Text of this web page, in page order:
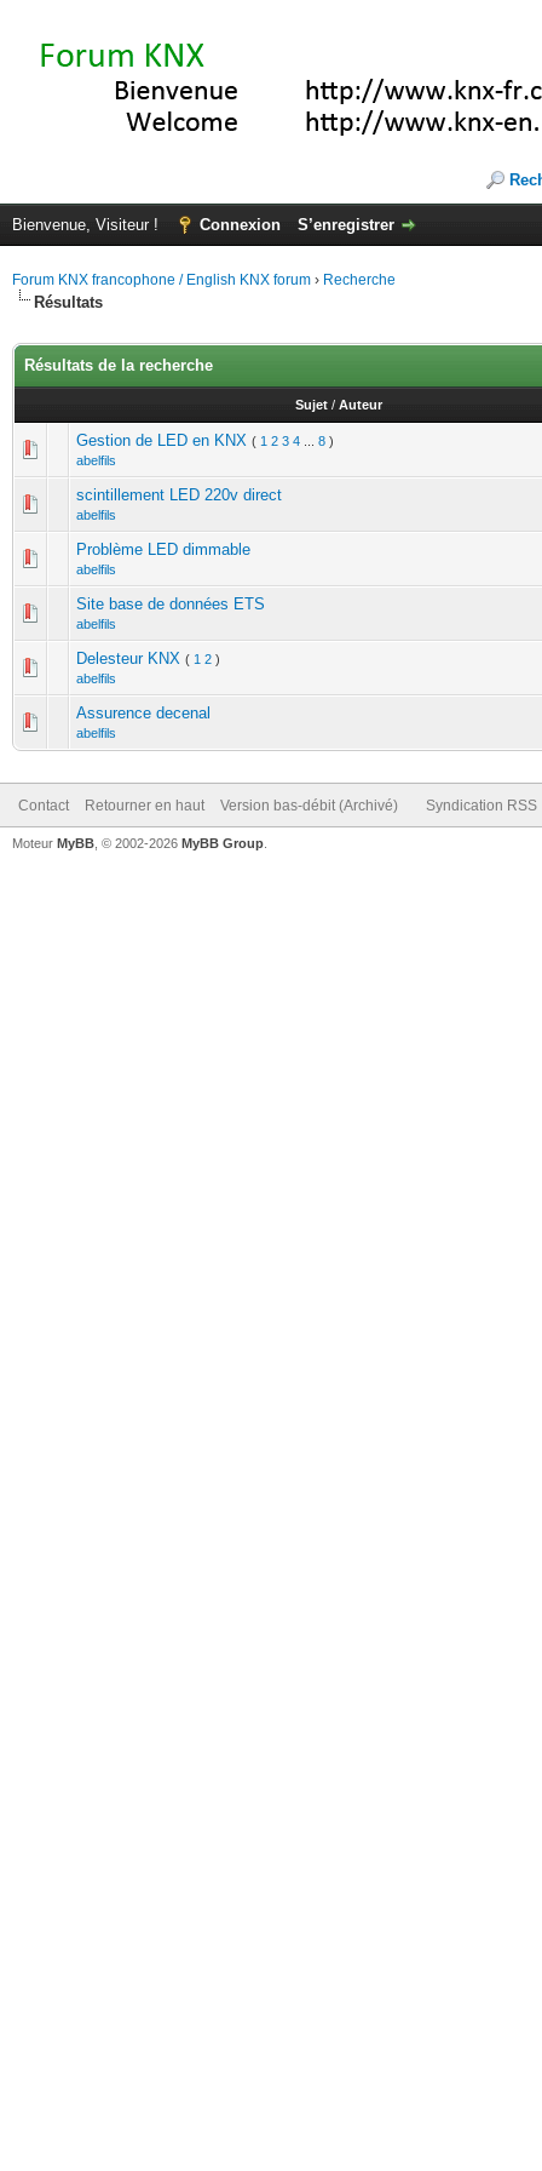
Bienvenue, Visiteur ! Connexion S’enregistrer
Forum KNX francophone / English KNX forum › Recherche
Résultats
Résultats de la recherche
Sujet / Auteur
Gestion de LED en KNX ( 1 2 3 4 8 )
abelfils
scintillement LED 220v direct
abelfils
Problème LED dimmable
abelfils
Site base de données ETS
abelfils
Delesteur KNX ( 1 2 )
abelfils
Assurence decenal
abelfils
Contact Retourner en haut Version bas-débit (Archivé) Syndication RSS
Moteur MyBB , © 2002-2026 MyBB Group